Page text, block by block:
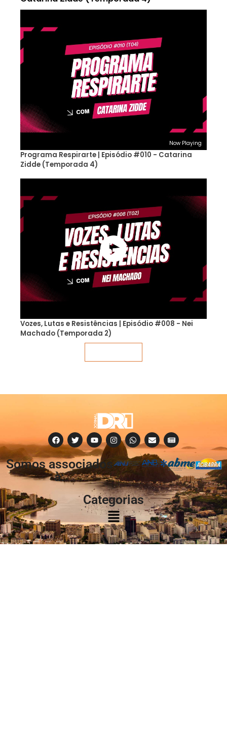
Now Playing
Programa Respirarte | Episódio #010 - Catarina
Zidde (Temporada 4)
Vozes, Lutas e Resistências | Episódio #008 - Nei
Machado (Temporada 2)
Somos associados
à:
Categorias